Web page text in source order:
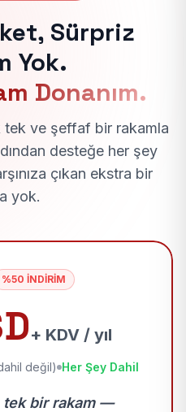
Sürpriz
Yok.
Donanım.
tek ve şeffaf bir rakamla
desteğe her şey
çıkan ekstra bir
yok.
%50 İNDİRİM
+ KDV / yıl
değil) Her Şey Dahil
tek bir rakam —